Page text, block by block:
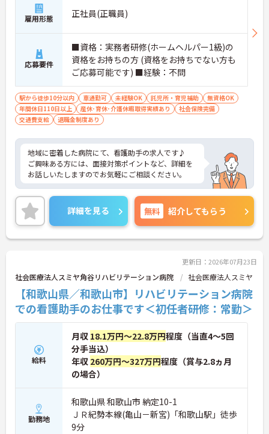
雇用形態 正社員(正職員)
応募要件
■資格：実務者研修(ホームヘルパー1級)の
資格をお持ちの方 (資格をお持ちでない方も
ご応募可能です) ■経験：不問
駅から徒歩10分以内 車通勤可 未経験OK 託児所・育児補助
無資格OK
年間休日110日以上
産休･育休･介護休暇取得実績あり
社会保険完備
交通費支給
退職金制度あり
地域に密着した病院にて、看護助手の求人です♪
ご興味ある方には、面接対策ポイントなど、詳細を
お話しいたしますのでお気軽にご相談ください。
詳細を見る 無料 紹介してもらう
更新日：2026年07月23日
社会医療法人スミヤ角谷リハビリテーション病院 社会医療法人スミヤ
【和歌山県／和歌山市】リハビリテーション病院
での看護助手のお仕事です＜初任者研修：常勤＞
給料
月収 18.1万円～22.8万円程度（当直4～5回
分手当込）
年収 260万円～327万円程度（賞与2.8ヵ月
の場合）
勤務地
和歌山県 和歌山市 納定10-1
ＪＲ紀勢本線(亀山－新宮)「和歌山駅」徒歩
9分